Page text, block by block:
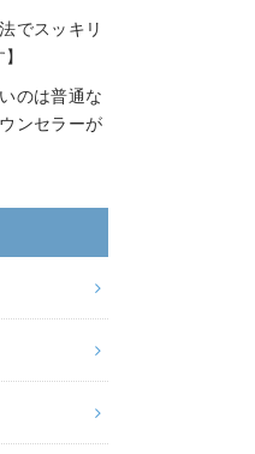
でスッキリ
のは普通な
ンセラーが